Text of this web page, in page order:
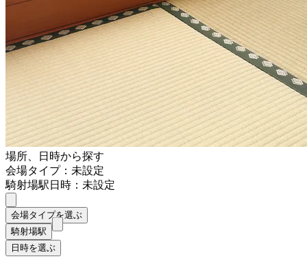
場所、日時から探す
会場タイプ：未設定
騎射場駅日時：未設定
会場タイプを選ぶ
騎射場駅
日時を選ぶ